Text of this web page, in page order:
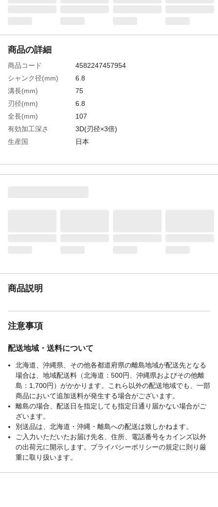
商品の詳細
商品コード
4582247457954
シャンク径(mm)
6.8
溝長(mm)
75
刃径(mm)
6.8
全長(mm)
107
有効加工深さ
3D(刃径×3倍)
生産国
日本
材質1
高速度鋼（HSS）
商品説明
注意事項
配送地域・送料について
北海道、沖縄県、その他各都道府県の離島地域が配送先となる
場合は、地域配送料（北海道：500円、沖縄県およびその他離
島：1,700円）がかかります。これら以外の配送地域でも、一部
商品において追加送料が発生する場合がございます。
離島の場合、配送日を指定しても指定日通り届かない場合がご
ざいます。
別送品は、北海道・沖縄・離島への配送は致しかねます。
ご入力いただいたお届け先名、住所、電話番号をカインズ以外
の出荷元に開示します。プライバシーポリシーの規定に則り厳
重に取り扱います。